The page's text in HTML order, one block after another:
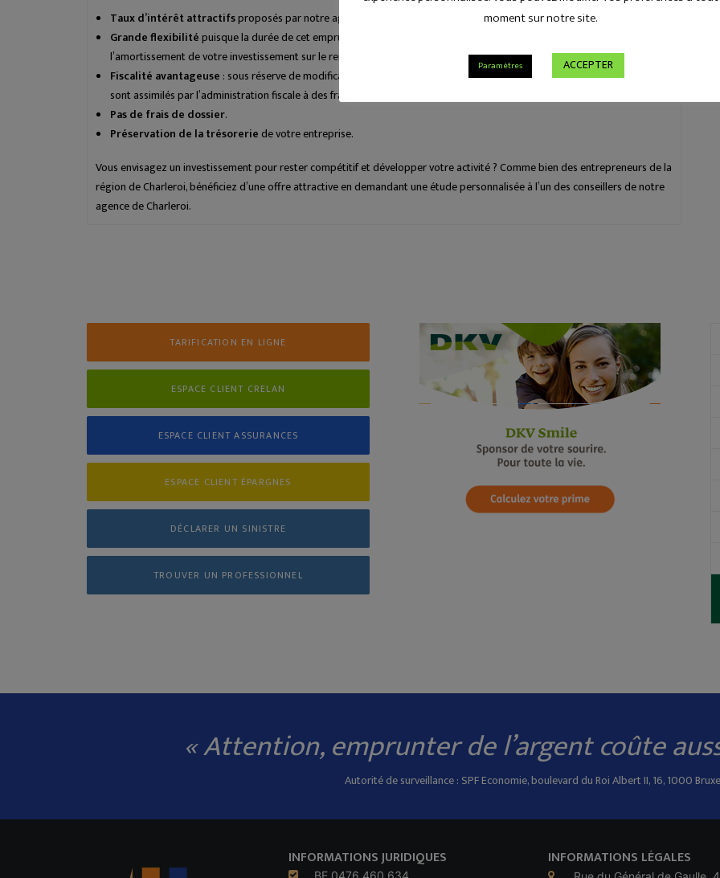
Taux d’intérêt attractifsproposés par notre agence de Charleroi.
Grande flexibilitépuisque la durée de cet emprunt peut être comprise entre 6 et 120 mois pour calquer
l’amortissement de votre investissement sur le remboursement de votre prêt.
Fiscalité avantageuse : sous réserve de modifications, les intérêts sont déductibles de vos impôts professionnels car ils
sont assimilés par l’administration fiscale à des frais professionnels.
Pas de frais de dossier.
Préservation de la trésoreriede votre entreprise.
Vous envisagez un investissement pour rester compétitif et développer votre activité ? Comme bien des entrepreneurs de la
région de Charleroi, bénéficiez d’une offre attractive en demandant une étude personnalisée à l’un des conseillers de notre
agence de Charleroi.
TARIFICATION EN LIGNE
ESPACE CLIENT CRELAN
ESPACE CLIENT ASSURANCES
ESPACE CLIENT ÉPARGNES
DÉCLARER UN SINISTRE
TROUVER UN PROFESSIONNEL
« Attention, emprunter de l’argent coûte
Autorité de surveillance : SPF Economie, boulevard du Roi Albert II, 16, 1000
INFORMATIONS JURIDIQUES
BE 0476 460 634
INFORMATIONS LÉGALES
moment sur notre site.
Paramètres ACCEPTER